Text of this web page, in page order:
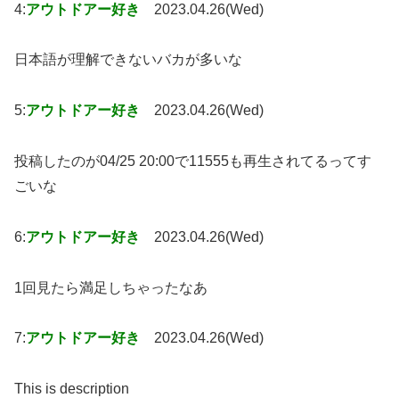
4:アウトドアー好き 2023.04.26(Wed)
日本語が理解できないバカが多いな
5:アウトドアー好き 2023.04.26(Wed)
投稿したのが04/25 20:00で11555も再生されてるってす
ごいな
6:アウトドアー好き 2023.04.26(Wed)
1回見たら満足しちゃったなあ
7:アウトドアー好き 2023.04.26(Wed)
This is description